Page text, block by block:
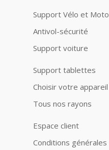
Support Vélo et Moto
Antivol-sécurité
Support voiture
Support tablettes
Choisir votre appareil
Tous nos rayons
Espace client
Conditions générales